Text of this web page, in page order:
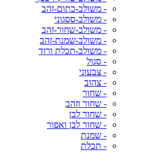
- משולב-כתום-זהב
- משולב-ססגוני
- משולב-שחור-זהב
- משולב-שמנת-זהב
- משולב-תכלת ורוד
- סגול
- צבעוני
- צהוב
- שחור
- שחור וזהב
- שחור לבן
- שחור לבן ואפור
- שמנת
- תכלת